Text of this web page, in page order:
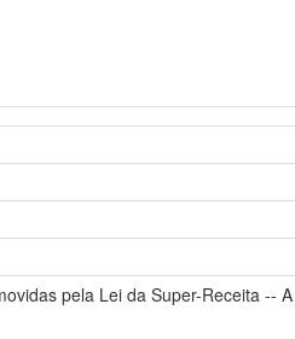
pela Lei da Super-Receita --